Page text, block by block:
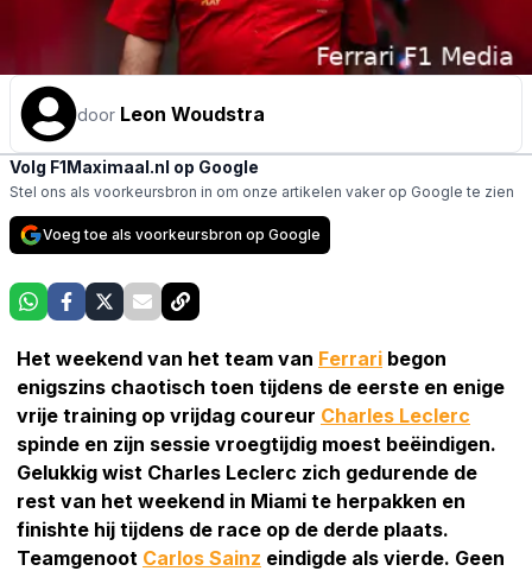
door Leon Woudstra
Volg F1Maximaal.nl op Google
Stel ons als voorkeursbron in om onze artikelen vaker op Google te zien
Voeg toe als voorkeursbron op Google
Het weekend van het team van Ferrari begon
enigszins chaotisch toen tijdens de eerste en enige
vrije training op vrijdag coureur Charles Leclerc
spinde en zijn sessie vroegtijdig moest beëindigen.
Gelukkig wist Charles Leclerc zich gedurende de
rest van het weekend in Miami te herpakken en
finishte hij tijdens de race op de derde plaats.
Teamgenoot Carlos Sainz eindigde als vierde. Geen